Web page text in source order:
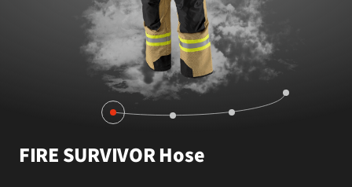
FIRE SURVIVOR Hose